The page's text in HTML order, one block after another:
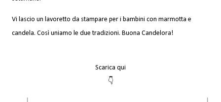
Vi lascio un lavoretto da stampare per i bambini con marmotta e
candela. Così uniamo le due tradizioni. Buona Candelora!
Scarica qui
👇